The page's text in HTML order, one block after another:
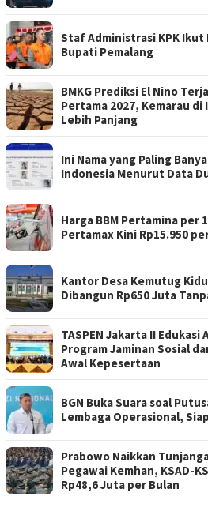
Staf Administrasi KPK Ikut
Bupati Pemalang
BMKG Prediksi El Nino
Pertama 2027, Kemarau
Lebih Panjang
Ini Nama yang Paling
Indonesia Menurut Data
Harga BBM Pertamina per
Pertamax Kini Rp15.950
Kantor Desa Kemutug
Dibangun Rp650 Juta
TASPEN Jakarta II Edukasi
Program Jaminan Sosial
Awal Kepesertaan
BGN Buka Suara soal
Lembaga Operasional,
Prabowo Naikkan
Pegawai Kemhan, KSAD-
Rp48,6 Juta per Bulan